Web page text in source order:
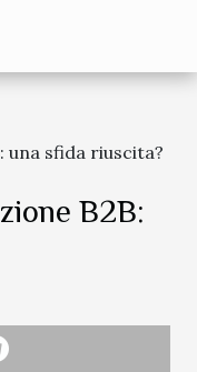
una sfida riuscita?
B2B: